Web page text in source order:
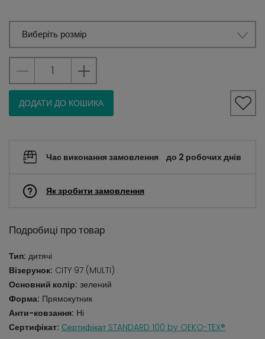
Виберіть розмір
ДОДАТИ ДО КОШИКА
Час виконання замовлення до 2 робочих днів
Як зробити замовлення
Подробиці про товар
Тип: дитячі
Візерунок: CITY 97 (MULTI)
Основний колір: зелений
Форма: Прямокутник
Анти-ковзання: Ні
Сертифікат: Сертифікат STANDARD 100 by OEKO-TEX®